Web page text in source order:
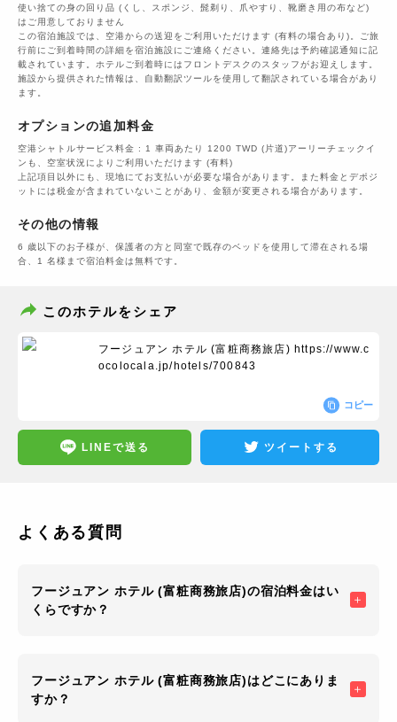
使い捨ての身の回り品 (くし、スポンジ、髭剃り、爪やすり、靴磨き用の布など)
はご用意しておりません
この宿泊施設では、空港からの送迎をご利用いただけます (有料の場合あり)。ご旅
行前にご到着時間の詳細を宿泊施設にご連絡ください。連絡先は予約確認通知に記
載されています。ホテルご到着時にはフロントデスクのスタッフがお迎えします。
施設から提供された情報は、自動翻訳ツールを使用して翻訳されている場合があり
ます。
オプションの追加料金
空港シャトルサービス料金 : 1 車両あたり 1200 TWD (片道)アーリーチェックイ
ンも、空室状況によりご利用いただけます (有料)
上記項目以外にも、現地にてお支払いが必要な場合があります。また料金とデポジ
ットには税金が含まれていないことがあり、金額が変更される場合があります。
その他の情報
6 歳以下のお子様が、保護者の方と同室で既存のベッドを使用して滞在される場
合、1 名様まで宿泊料金は無料です。
このホテルをシェア
フージュアン ホテル (富粧商務旅店) https://www.c
ocolocala.jp/hotels/700843
コピー
LINEで送る ツイートする
よくある質問
フージュアン ホテル (富粧商務旅店)の宿泊料金はい
くらですか？
フージュアン ホテル (富粧商務旅店)はどこにありま
すか？